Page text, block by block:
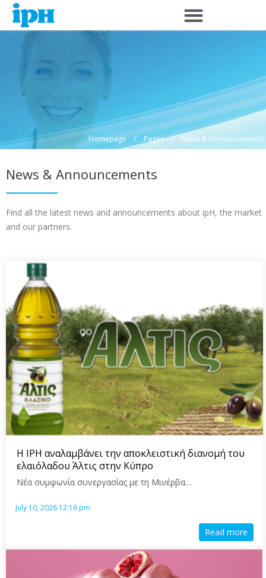
Skip
content
Homepage / Pages / News & Announcements
News & Announcements
Find all the latest news and announcements about ipH, the market
and our partners.
Η IPH αναλαμβάνει την αποκλειστική διανομή του
ελαιόλαδου Άλτις στην Κύπρο
Νέα συμφωνία συνεργασίας με τη Μινέρβα…
July 10, 2026 12:16 pm
Read more
Page